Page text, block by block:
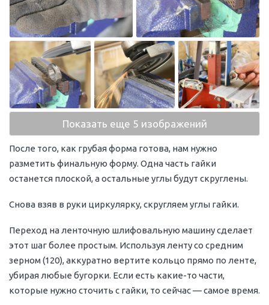
Показать еще 5 изображений
После того, как грубая форма готова, нам нужно
разметить финальную форму. Одна часть гайки
останется плоской, а остальные углы будут скруглены.
Снова взяв в руки циркулярку, скругляем углы гайки.
Переход на ленточную шлифовальную машину сделает
этот шаг более простым. Используя ленту со средним
зерном (120), аккуратно вертите кольцо прямо по ленте,
убирая любые бугорки. Если есть какие-то части,
которые нужно сточить с гайки, то сейчас — самое время.